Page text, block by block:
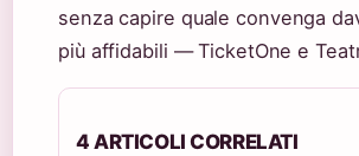
senza capire quale convenga
più affidabili — TicketOne e
4 ARTICOLI CORRELATI